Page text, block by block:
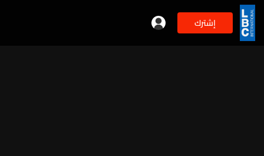
إشترك